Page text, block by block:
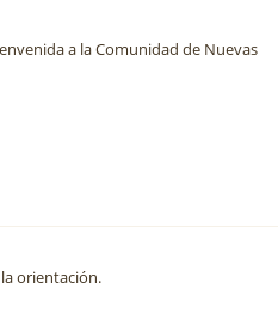
a la Comunidad de Nuevas
orientación.